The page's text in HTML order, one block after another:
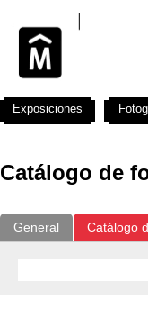
Catálogo de
General Catálogo
Exposiciones